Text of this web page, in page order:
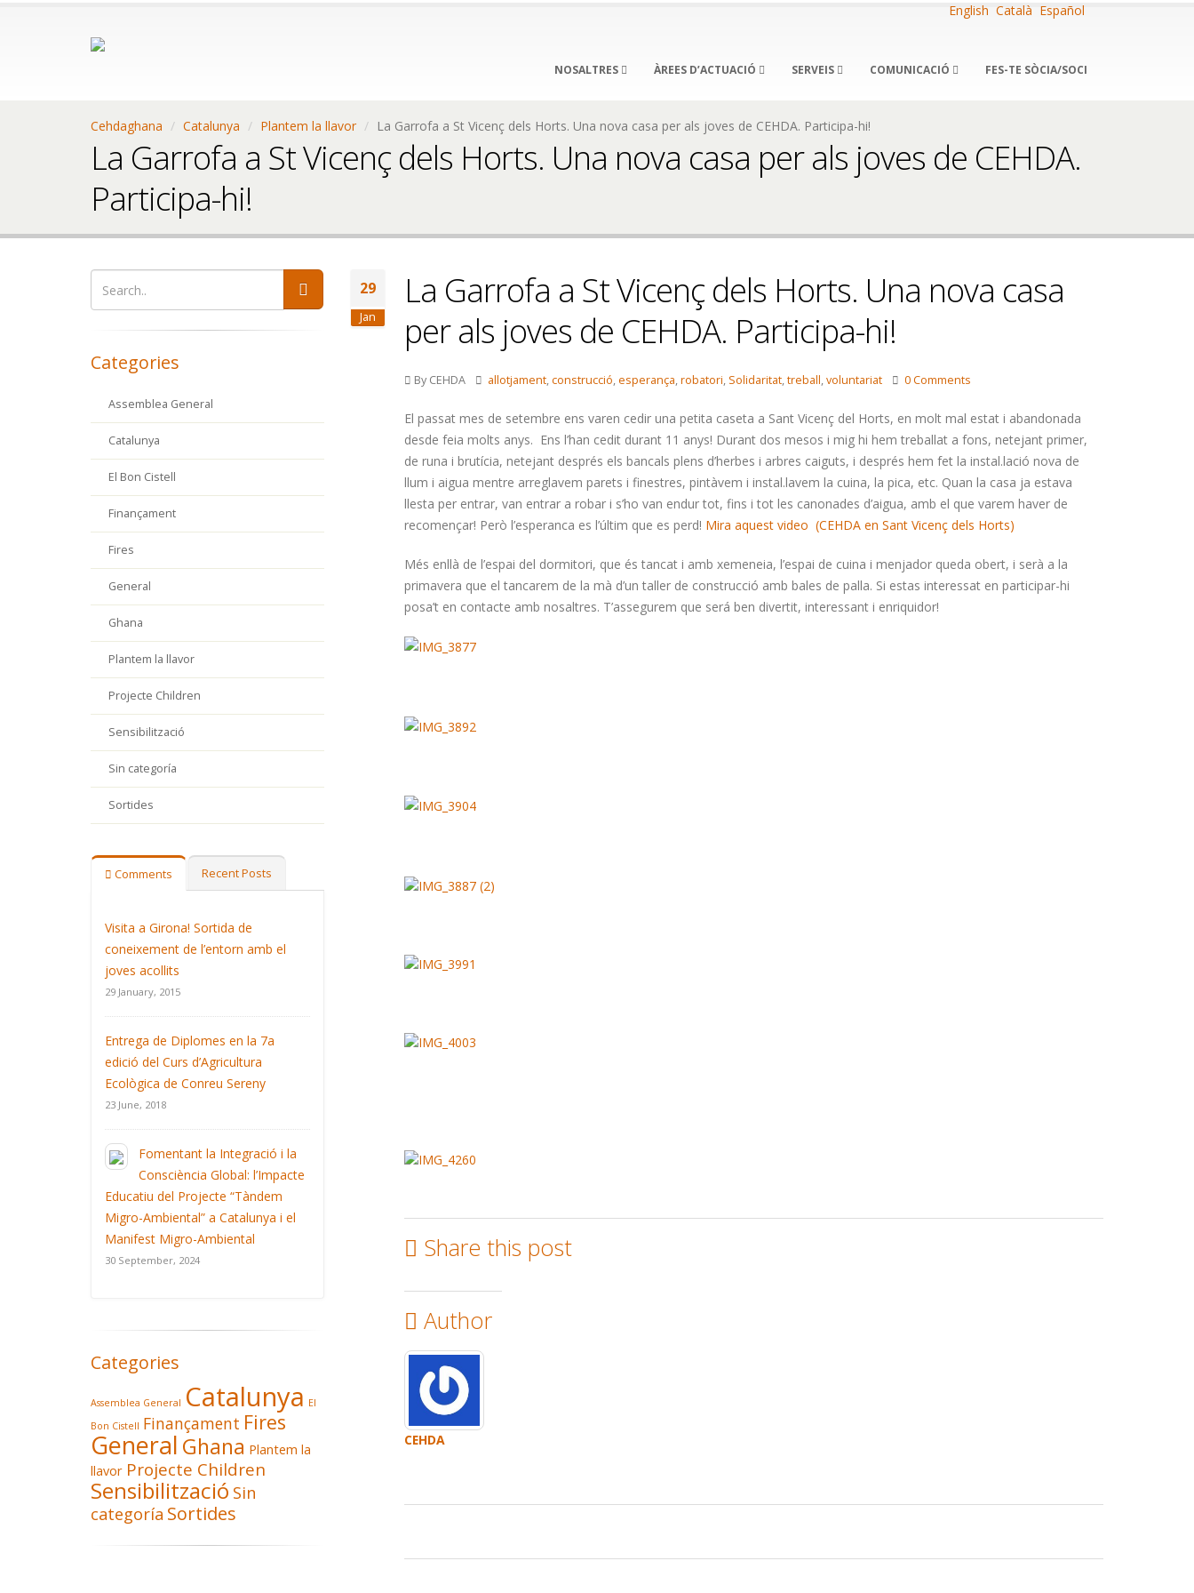
English Català Español
NOSALTRES ÀREES D’ACTUACIÓ SERVEIS COMUNICACIÓ FES-TE SÒCIA/SOCI
Cehdaghana Catalunya Plantem la llavor La Garrofa a St Vicenç dels Horts. Una nova casa per als joves de CEHDA. Participa-hi!
La Garrofa a St Vicenç dels Horts. Una nova casa per als joves de CEHDA.
Participa-hi!
Categories
Assemblea General
Catalunya
El Bon Cistell
Finançament
Fires
General
Ghana
Plantem la llavor
Projecte Children
Sensibilització
Sin categoría
Sortides
Comments Recent Posts
Visita a Girona! Sortida de
coneixement de l’entorn amb el
joves acollits
29 January, 2015
Entrega de Diplomes en la 7a
edició del Curs d’Agricultura
Ecològica de Conreu Sereny
23 June, 2018
Fomentant la Integració i la
Consciència Global: l’Impacte
Educatiu del Projecte “Tàndem
Migro-Ambiental” a Catalunya i el
Manifest Migro-Ambiental
30 September, 2024
Categories
Assemblea General Catalunya El
Bon Cistell Finançament Fires
General Ghana Plantem la
llavor Projecte Children
Sensibilització Sin
categoría Sortides
29
Jan
La Garrofa a St Vicenç dels Horts. Una nova casa
per als joves de CEHDA. Participa-hi!
By CEHDA allotjament,construcció,esperança,robatori, Solidaritat,treball,voluntariat 0 Comments
El passat mes de setembre ens varen cedir una petita caseta a Sant Vicenç del Horts, en molt mal estat i abandonada
desde feia molts anys. Ens l’han cedit durant 11 anys! Durant dos mesos i mig hi hem treballat a fons, netejant primer,
de runa i brutícia, netejant després els bancals plens d’herbes i arbres caiguts, i després hem fet la instal.lació nova de
llum i aigua mentre arreglavem parets i finestres, pintàvem i instal.lavem la cuina, la pica, etc. Quan la casa ja estava
llesta per entrar, van entrar a robar i s’ho van endur tot, fins i tot les canonades d’aigua, amb el que varem haver de
recomençar! Però l’esperanca es l’últim que es perd! Mira aquest video (CEHDA en Sant Vicenç dels Horts)
Més enllà de l’espai del dormitori, que és tancat i amb xemeneia, l’espai de cuina i menjador queda obert, i serà a la
primavera que el tancarem de la mà d’un taller de construcció amb bales de palla. Si estas interessat en participar-hi
posa’t en contacte amb nosaltres. T’assegurem que será ben divertit, interessant i enriquidor!
Share this post
Author
CEHDA